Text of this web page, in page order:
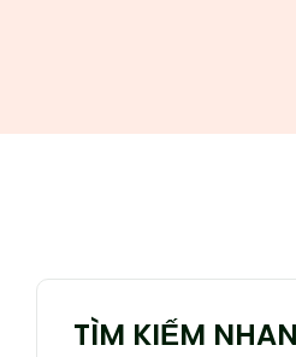
TÌM KIẾM